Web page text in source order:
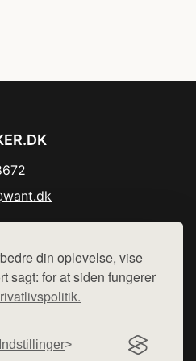
din oplevelse, vise
sagt: for at siden fungerer
Indstillinger
- vi henviser til de shops,